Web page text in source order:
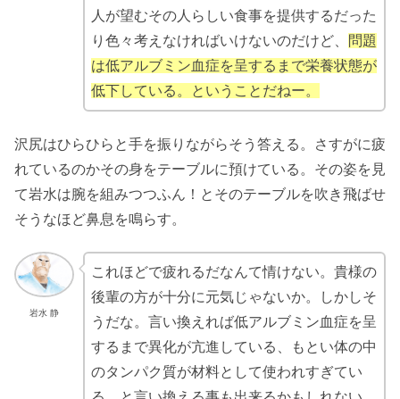
人が望むその人らしい食事を提供するだった
り色々考えなければいけないのだけど、
問題
は低アルブミン血症を呈するまで栄養状態が
低下している。ということだねー。
沢尻はひらひらと手を振りながらそう答える。さすがに疲
れているのかその身をテーブルに預けている。その姿を見
て岩水は腕を組みつつふん！とそのテーブルを吹き飛ばせ
そうなほど鼻息を鳴らす。
岩水 静
これほどで疲れるだなんて情けない。貴様の
後輩の方が十分に元気じゃないか。しかしそ
うだな。言い換えれば低アルブミン血症を呈
するまで異化が亢進している、もとい体の中
のタンパク質が材料として使われすぎてい